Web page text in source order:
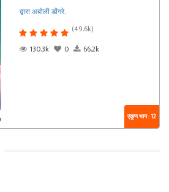
द्वारा अबोली डोंगरे.
(49.6k)
130.3k
0 66.2k
एकूण भाग : 12